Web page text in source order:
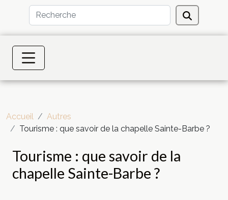
Accueil
Autres
Tourisme : que savoir de la chapelle Sainte-Barbe ?
Tourisme : que savoir de la
chapelle Sainte-Barbe ?